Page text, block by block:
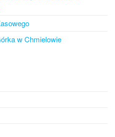
w Chmielowie